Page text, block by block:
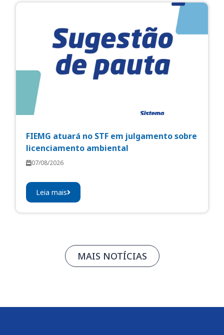
FIEMG atuará no STF em julgamento sobre
licenciamento ambiental
07/08/2026
Leia mais
MAIS NOTÍCIAS